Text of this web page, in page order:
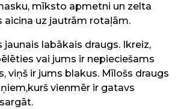
mīksto apmetni un zelta
aicina uz jautrām rotaļām.
jaunais labākais draugs. Ikreiz,
vai jums ir nepieciešams
viņš ir jums blakus. Mīlošs draugs
vienmēr ir gatavs